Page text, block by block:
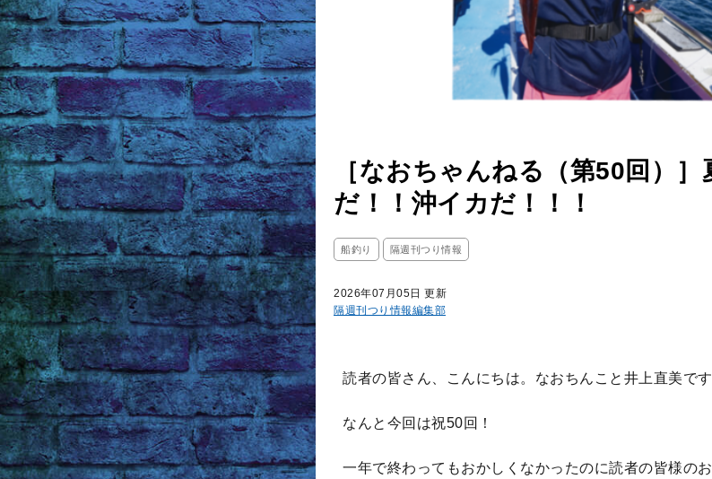
［なおちゃんねる（第50回）］
だ！！沖イカだ！！！
船釣り 隔週刊つり情報
2026年07月05日 更新
隔週刊つり情報編集部
読者の皆さん、こんにちは。なおちんこと井上直美です
なんと今回は祝50回！
一年で終わってもおかしくなかったのに読者の皆様の